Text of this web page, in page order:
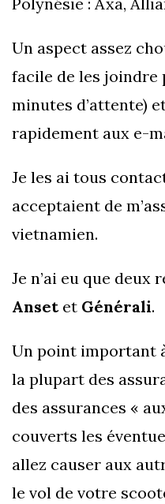
Un aspect assez
facile de les joindre
minutes d’attente)
rapidement aux e-
Je les ai tous
acceptaient de
vietnamien.
Je n’ai eu que deux
Anset et Générali.
Un point important
la plupart des
des assurances «
couverts les
allez causer aux
le vol de votre